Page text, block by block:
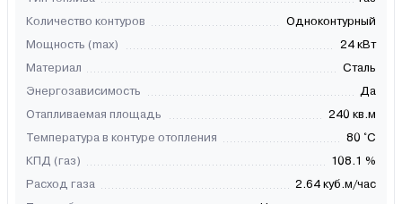
Количество контуров
Одноконтурный
Мощность (max)
24 кВт
Материал
Сталь
Энергозависимость
Да
Отапливаемая площадь
240 кв.м
Температура в контуре отопления
80 °C
КПД (газ)
108.1 %
Расход газа
2.64 куб.м/час